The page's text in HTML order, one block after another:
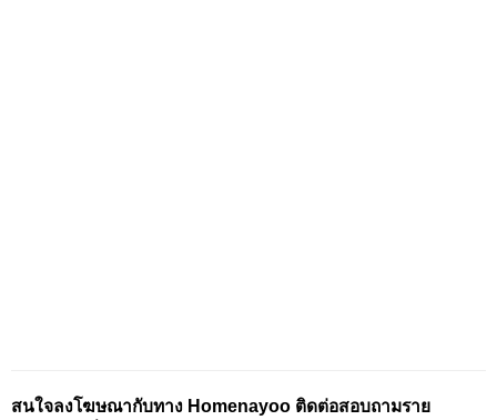
สนใจลงโฆษณากับทาง Homenayoo ติดต่อสอบถามราย